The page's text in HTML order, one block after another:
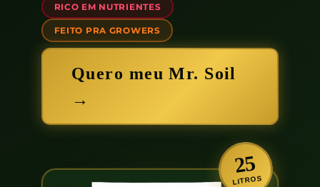
RICO EM NUTRIENTES
FEITO PRA GROWERS
Quero meu Mr. Soil
→
25
LITROS